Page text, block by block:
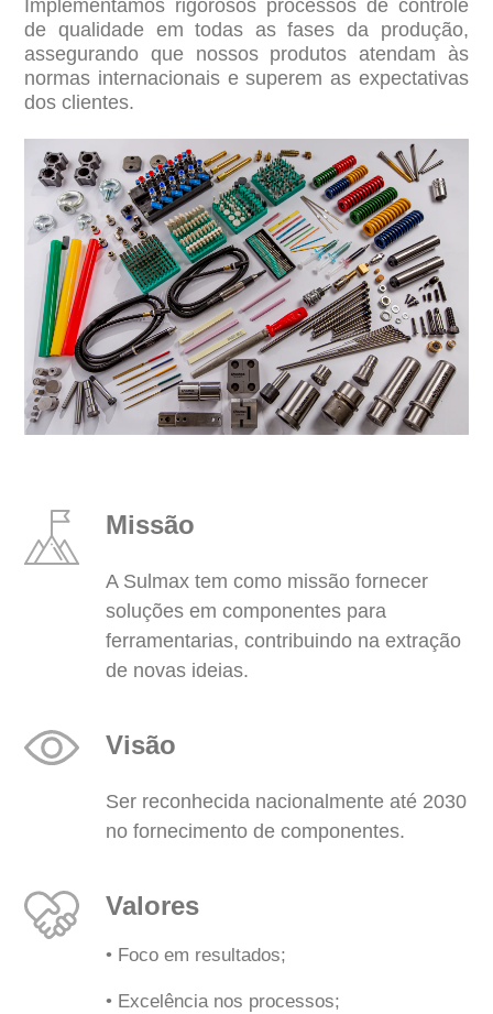
Implementamos rigorosos processos de controle
de qualidade em todas as fases da produção,
assegurando que nossos produtos atendam às
normas internacionais e superem as expectativas
dos clientes.
Missão
A Sulmax tem como missão fornecer
soluções em componentes para
ferramentarias, contribuindo na extração
de novas ideias.
Visão
Ser reconhecida nacionalmente até 2030
no fornecimento de componentes.
Valores
• Foco em resultados;
• Excelência nos processos;